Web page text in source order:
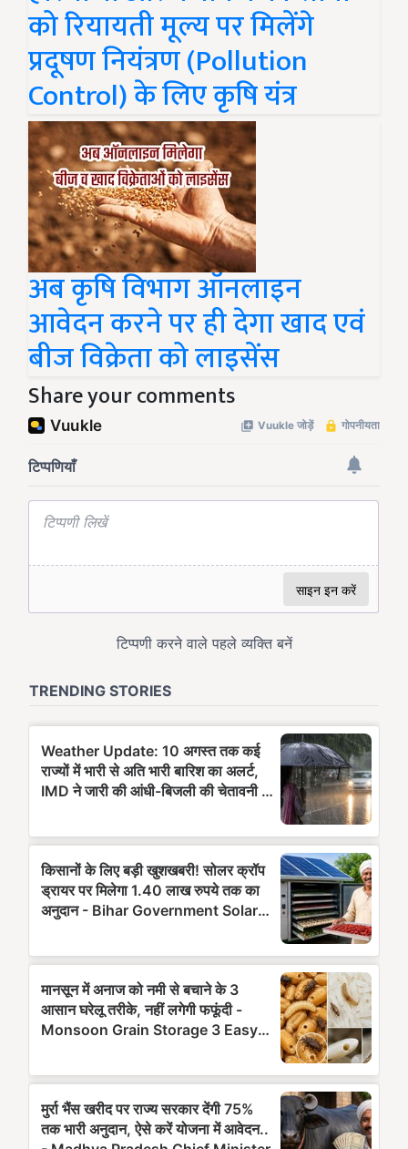
को रियायती मूल्य पर मिलेंगे
प्रदूषण नियंत्रण (Pollution
Control) के लिए कृषि यंत्र
अब कृषि विभाग ऑनलाइन
आवेदन करने पर ही देगा खाद एवं
बीज विक्रेता को लाइसेंस
Share your comments